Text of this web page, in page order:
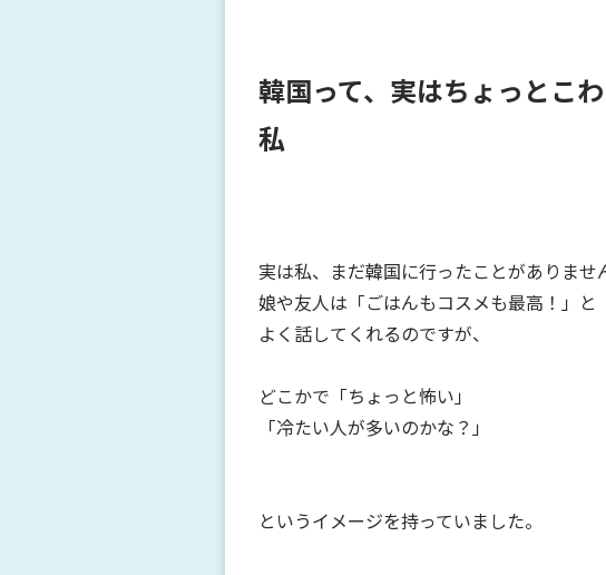
韓国って、実はちょっとこ
私
実は私、まだ韓国に行ったことがありませ
娘や友人は「ごはんもコスメも最高！」と
よく話してくれるのですが、
どこかで「ちょっと怖い」
「冷たい人が多いのかな？」
というイメージを持っていました。